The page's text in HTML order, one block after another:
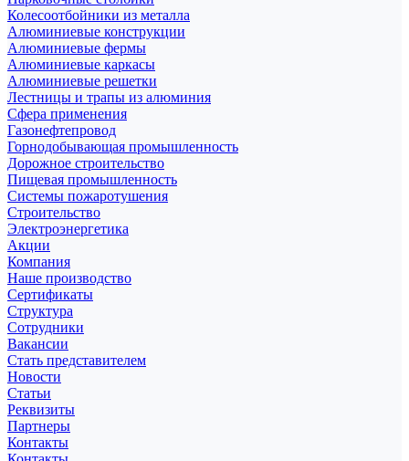
Колесоотбойники из металла
Алюминиевые конструкции
Алюминиевые фермы
Алюминиевые каркасы
Алюминиевые решетки
Лестницы и трапы из алюминия
Сфера применения
Газонефтепровод
Горнодобывающая промышленность
Дорожное строительство
Пищевая промышленность
Системы пожаротушения
Строительство
Электроэнергетика
Акции
Компания
Наше производство
Сертификаты
Структура
Сотрудники
Вакансии
Стать представителем
Новости
Статьи
Реквизиты
Партнеры
Контакты